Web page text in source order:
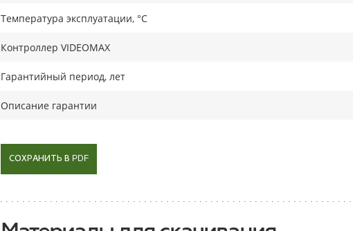
Температура эксплуатации, °C
Контроллер VIDEOMAX
Гарантийный период, лет
Описание гарантии
СОХРАНИТЬ В PDF